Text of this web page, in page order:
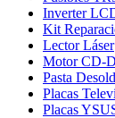
Inverter
Kit
Lector Láser
Motor CD-
Pasta
Placas
Placas